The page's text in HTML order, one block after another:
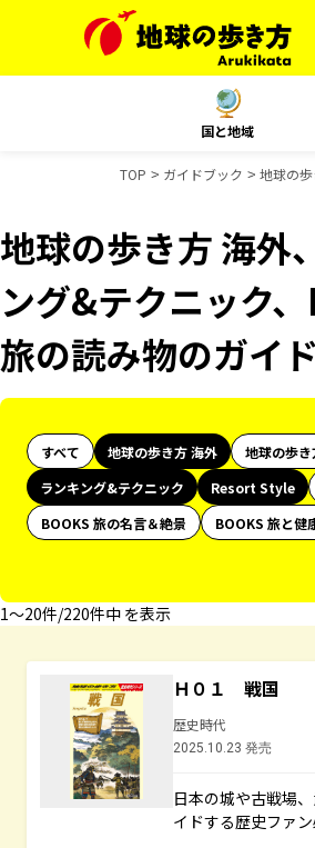
国と地域
TOP ガイドブック 地球の
地球の歩き方 海外
ング&テクニック
旅の読み物のガイ
すべて 地球の歩き方 海外 地球の歩き
ランキング&テクニック
Resort Style
BOOKS 旅の名言＆絶景
BOOKS 旅と健
1〜20件/220件中 を表示
Ｈ０１ 戦国
歴史時代
2025.10.23 発売
日本の城や古戦場
イドする歴史ファン